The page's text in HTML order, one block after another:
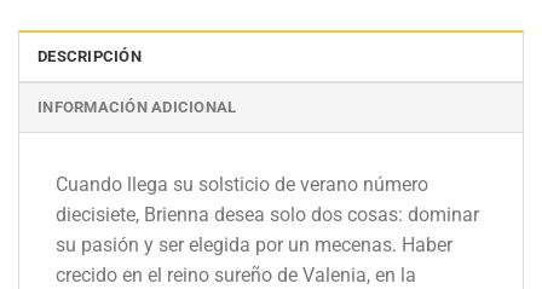
DESCRIPCIÓN
INFORMACIÓN ADICIONAL
Cuando llega su solsticio de verano número
diecisiete, Brienna desea solo dos cosas: dominar
su pasión y ser elegida por un mecenas. Haber
crecido en el reino sureño de Valenia, en la